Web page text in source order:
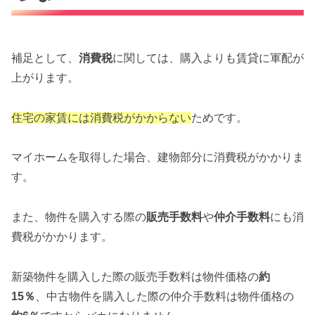
補足として、 消費税に関しては、購入よりも賃貸に軍配が
上がります。
住宅の家賃には消費税がかからないためです。
マイホームを取得した場合、建物部分に消費税がかかりま
す。
また、物件を購入する際の販売手数料や仲介手数料にも消
費税がかかります。
新築物件を購入した際の販売手数料は物件価格の約
15％
、中古物件を購入した際の仲介手数料は物件価格の